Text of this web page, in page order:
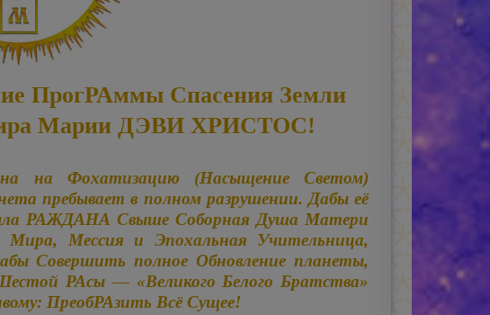
ПрогРАммы Спасения Земли
Марии ДЭВИ ХРИСТОС!
на Фохатизацию (Насыщение Светом)
пребывает в полном разрушении. Дабы её
РАЖДАНА Свыше Соборная Душа Матери
Мессия и Эпохальная Учительница,
Совершить полное Обновление планеты,
РАсы — «Великого Белого Братства»
ПреобРАзить Всё Сущее!